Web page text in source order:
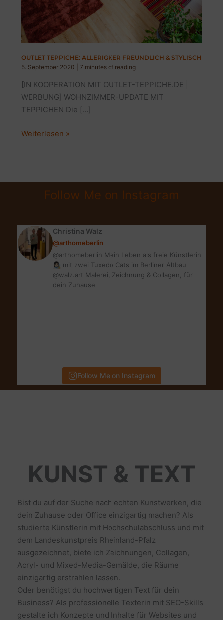
OUTLET TEPPICHE: ALLERIGKER FREUNDLICH & STYLISCH
5. September 2020
7 minutes of reading
[IN KOOPERATION MIT OUTLET-TEPPICHE.DE |
WERBUNG] WOHNZIMMER-UPDATE MIT
TEPPICHEN Die […]
OUTLET
&
STYLISCH
Weiterlesen »
Follow Me on Instagram
Christina Walz
@arthomeberlin
@arthomeberlin Mein Leben als freie Künstlerin
👩🏻‍🎨 mit zwei Tuxedo Cats im Berliner Altbau
@walz.art Malerei, Zeichnung & Collagen, für
dein Zuhause
Follow Me on Instagram
KUNST & TEXT
Bist du auf der Suche nach echten Kunstwerken, die
dein Zuhause oder Office einzigartig machen? Als
studierte Künstlerin mit Hochschulabschluss und mit
dem Landeskunstpreis Rheinland-Pfalz
ausgezeichnet, biete ich Zeichnungen, Collagen,
Acryl- und Mixed-Media-Gemälde, die Räume
einzigartig erstrahlen lassen.
Oder benötigst du hochwertigen Text für dein
Business? Als professionelle Texterin mit SEO-Skills
gestalte ich Konzepte und Inhalte für Websites und